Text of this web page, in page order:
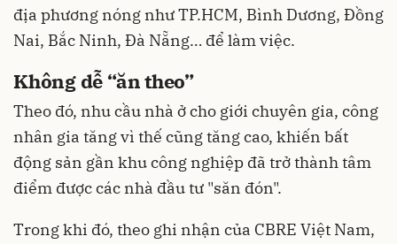
địa phương nóng như TP.HCM, Bình Dương, Đồng
Nai, Bắc Ninh, Đà Nẵng… để làm việc.
Không dễ “ăn theo”
Theo đó, nhu cầu nhà ở cho giới chuyên gia, công
nhân gia tăng vì thế cũng tăng cao, khiến bất
động sản gần khu công nghiệp đã trở thành tâm
điểm được các nhà đầu tư "săn đón".
Trong khi đó, theo ghi nhận của CBRE Việt Nam,